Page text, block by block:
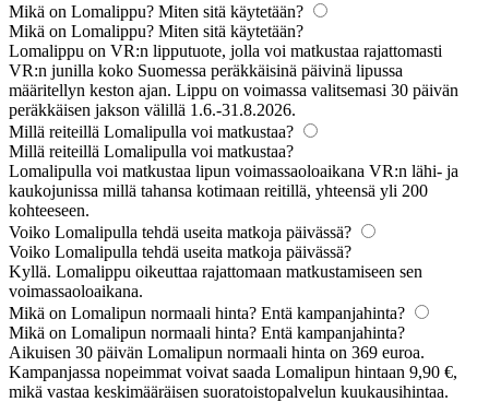
Mikä on Lomalippu? Miten sitä käytetään?
Mikä on Lomalippu? Miten sitä käytetään?
Lomalippu on VR:n lipputuote, jolla voi matkustaa rajattomasti
VR:n junilla koko Suomessa peräkkäisinä päivinä lipussa
määritellyn keston ajan. Lippu on voimassa valitsemasi 30 päivän
peräkkäisen jakson välillä 1.6.-31.8.2026.
Millä reiteillä Lomalipulla voi matkustaa?
Millä reiteillä Lomalipulla voi matkustaa?
Lomalipulla voi matkustaa lipun voimassaoloaikana VR:n lähi- ja
kaukojunissa millä tahansa kotimaan reitillä, yhteensä yli 200
kohteeseen.
Voiko Lomalipulla tehdä useita matkoja päivässä?
Voiko Lomalipulla tehdä useita matkoja päivässä?
Kyllä. Lomalippu oikeuttaa rajattomaan matkustamiseen sen
voimassaoloaikana.
Mikä on Lomalipun normaali hinta? Entä kampanjahinta?
Mikä on Lomalipun normaali hinta? Entä kampanjahinta?
Aikuisen 30 päivän Lomalipun normaali hinta on 369 euroa.
Kampanjassa nopeimmat voivat saada Lomalipun hintaan 9,90 €,
mikä vastaa keskimääräisen suoratoistopalvelun kuukausihintaa.